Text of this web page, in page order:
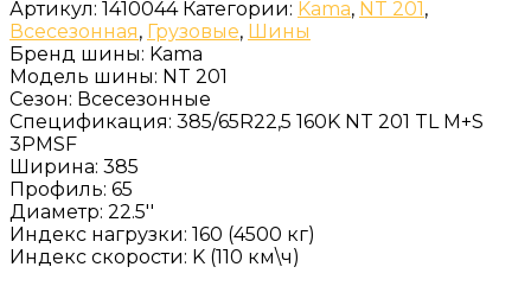
Артикул: 1410044 Категории: Kama, NT 201,
Всесезонная, Грузовые, Шины
Бренд шины: Kama
Модель шины: NT 201
Сезон: Всесезонные
Спецификация: 385/65R22,5 160K NT 201 TL M+S
3PMSF
Ширина: 385
Профиль: 65
Диаметр: 22.5''
Индекс нагрузки: 160 (4500 кг)
Индекс скорости: K (110 км\ч)